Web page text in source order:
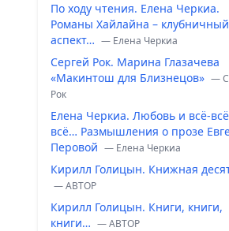
По ходу чтения. Елена Черкиа.
Романы Хайлайна – клубничный
аспект… — Елена Черкиа
Сергей Рок. Марина Глазачева
«Макинтош для Близнецов» —
Рок
Елена Черкиа. Любовь и всё-
всё… Размышления о прозе
Перовой — Елена Черкиа
Кирилл Голицын. Книжная
— ABTOP
Кирилл Голицын. Книги, книги,
книги… — ABTOP